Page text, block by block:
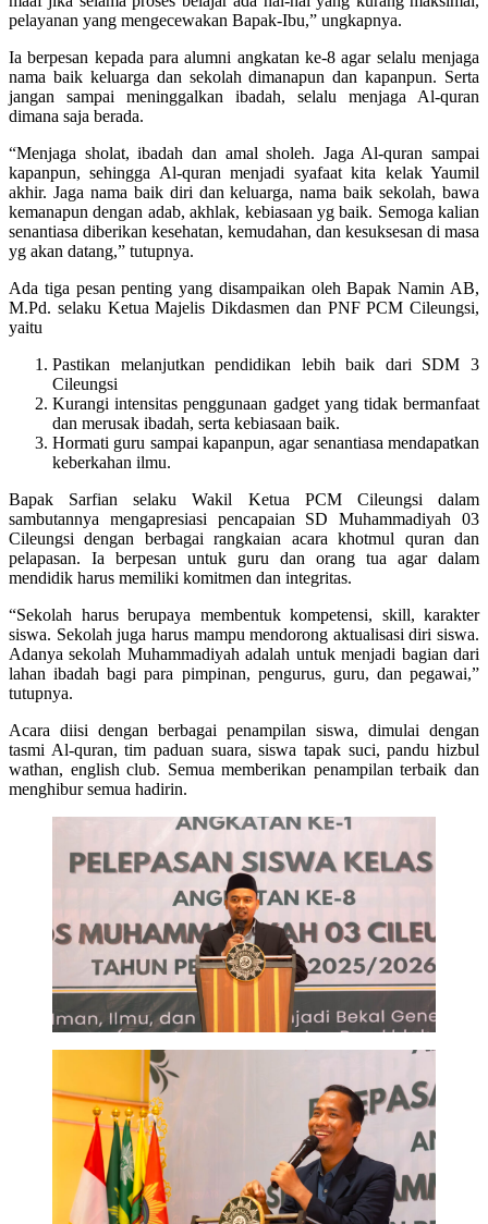
pelayanan yang mengecewakan Bapak-Ibu,” ungkapnya.
Ia berpesan kepada para alumni angkatan ke-8 agar selalu menjaga
nama baik keluarga dan sekolah dimanapun dan kapanpun. Serta
jangan sampai meninggalkan ibadah, selalu menjaga Al-quran
dimana saja berada.
“Menjaga sholat, ibadah dan amal sholeh. Jaga Al-quran sampai
kapanpun, sehingga Al-quran menjadi syafaat kita kelak Yaumil
akhir. Jaga nama baik diri dan keluarga, nama baik sekolah, bawa
kemanapun dengan adab, akhlak, kebiasaan yg baik. Semoga kalian
senantiasa diberikan kesehatan, kemudahan, dan kesuksesan di masa
yg akan datang,” tutupnya.
Ada tiga pesan penting yang disampaikan oleh Bapak Namin AB,
M.Pd. selaku Ketua Majelis Dikdasmen dan PNF PCM Cileungsi,
yaitu
Pastikan melanjutkan pendidikan lebih baik dari SDM 3
Cileungsi
Kurangi intensitas penggunaan gadget yang tidak bermanfaat
dan merusak ibadah, serta kebiasaan baik.
Hormati guru sampai kapanpun, agar senantiasa mendapatkan
keberkahan ilmu.
Bapak Sarfian selaku Wakil Ketua PCM Cileungsi dalam
sambutannya mengapresiasi pencapaian SD Muhammadiyah 03
Cileungsi dengan berbagai rangkaian acara khotmul quran dan
pelapasan. Ia berpesan untuk guru dan orang tua agar dalam
mendidik harus memiliki komitmen dan integritas.
“Sekolah harus berupaya membentuk kompetensi, skill, karakter
siswa. Sekolah juga harus mampu mendorong aktualisasi diri siswa.
Adanya sekolah Muhammadiyah adalah untuk menjadi bagian dari
lahan ibadah bagi para pimpinan, pengurus, guru, dan pegawai,”
tutupnya.
Acara diisi dengan berbagai penampilan siswa, dimulai dengan
tasmi Al-quran, tim paduan suara, siswa tapak suci, pandu hizbul
wathan, english club. Semua memberikan penampilan terbaik dan
menghibur semua hadirin.